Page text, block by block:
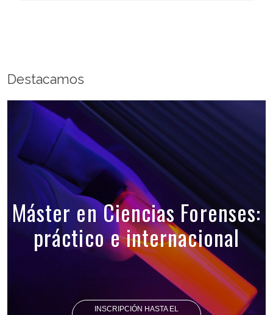
Destacamos
Máster en Ciencias Forenses:
práctico e internacional
INSCRIPCIÓN HASTA EL